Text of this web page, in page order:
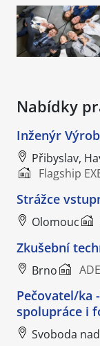
Nabídky
Inženýr
Přibyslav,
Flagship
Strážce
Olomouc
Zkušební
Brno
Pečovatel/ka
spolupráce i
Svoboda